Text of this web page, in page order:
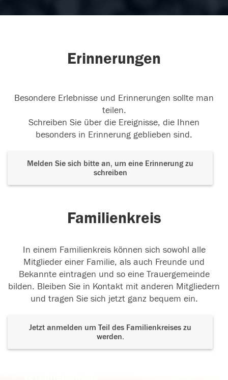
Erinnerungen
Besondere Erlebnisse und Erinnerungen sollte man
teilen.
Schreiben Sie über die Ereignisse, die Ihnen
besonders in Erinnerung geblieben sind.
Melden Sie sich bitte an, um eine Erinnerung zu
schreiben
Familienkreis
In einem Familienkreis können sich sowohl alle
Mitglieder einer Familie, als auch Freunde und
Bekannte eintragen und so eine Trauergemeinde
bilden. Bleiben Sie in Kontakt mit anderen Mitgliedern
und tragen Sie sich jetzt ganz bequem ein.
Jetzt anmelden um Teil des Familienkreises zu
werden.